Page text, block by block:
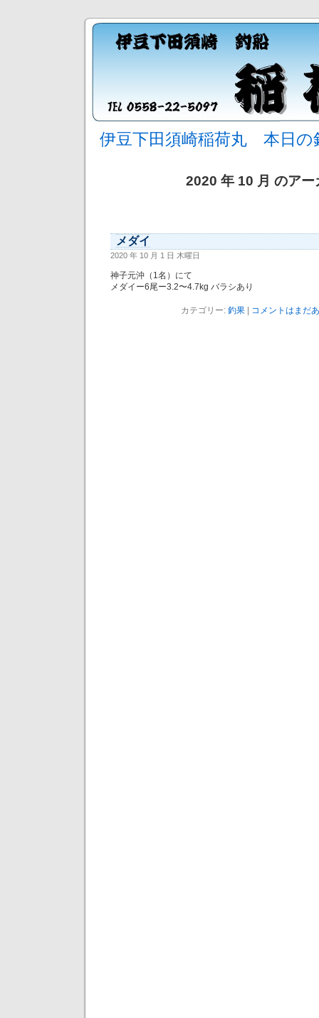
伊豆下田須崎稲荷丸 本日の
2020 年 10 月 のアー
メダイ
2020 年 10 月 1 日 木曜日
神子元沖（1名）にて
メダイー6尾ー3.2〜4.7kg バラシあり
カテゴリー: 釣果| コメントはまだ